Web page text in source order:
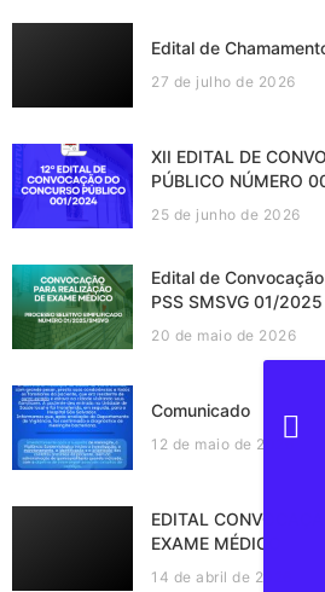
Edital de
27 de julho de 2026
XII EDITAL DE
PÚBLICO NÚMERO
25 de junho de 2026
Edital de
PSS SMSVG 01/2025
20 de maio de 2026
Comunicado
12 de maio de 2026
EDITAL
EXAME MÉDICO
14 de abril de 2026